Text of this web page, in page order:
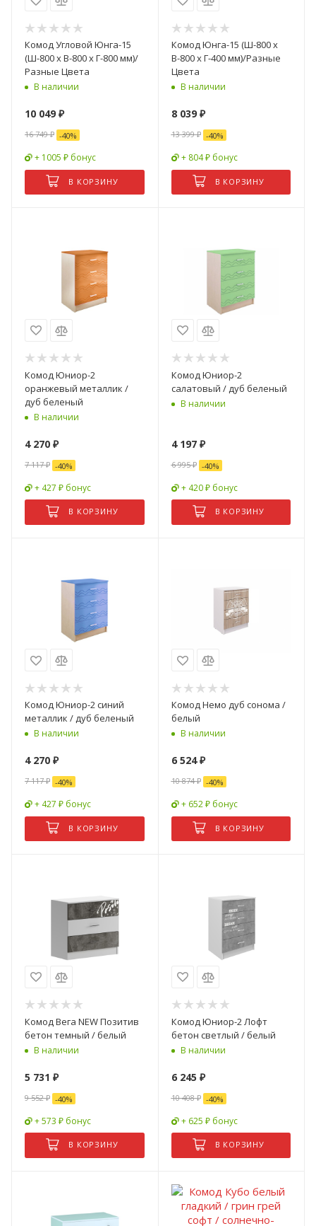
Комод Угловой Юнга-15
(Ш-800 x В-800 x Г-800 мм)/
Разные Цвета
В наличии
10 049 ₽
16 749₽ -40%
+ 1005 ₽ бонус
В КОРЗИНУ
Комод Юнга-15 (Ш-800 x
В-800 x Г-400 мм)/Разные
Цвета
В наличии
8 039₽
13 399₽ -40%
+ 804 ₽ бонус
В КОРЗИНУ
Комод Юниор-2
оранжевый металлик /
дуб беленый
В наличии
4 270 ₽
7 117₽ -40%
+ 427 ₽ бонус
В КОРЗИНУ
Комод Юниор-2
салатовый / дуб беленый
В наличии
4 197₽
6 995₽ -40%
+ 420 ₽ бонус
В КОРЗИНУ
Комод Юниор-2 синий
металлик / дуб беленый
В наличии
4 270 ₽
7 117₽ -40%
+ 427 ₽ бонус
В КОРЗИНУ
Комод Немо дуб сонома /
белый
В наличии
6 524₽
10 874₽ -40%
+ 652 ₽ бонус
В КОРЗИНУ
Комод Вега NEW Позитив
бетон темный / белый
В наличии
5 731 ₽
9 552₽ -40%
+ 573 ₽ бонус
В КОРЗИНУ
Комод Юниор-2 Лофт
бетон светлый / белый
В наличии
6 245 ₽
10 408₽ -40%
+ 625 ₽ бонус
В КОРЗИНУ